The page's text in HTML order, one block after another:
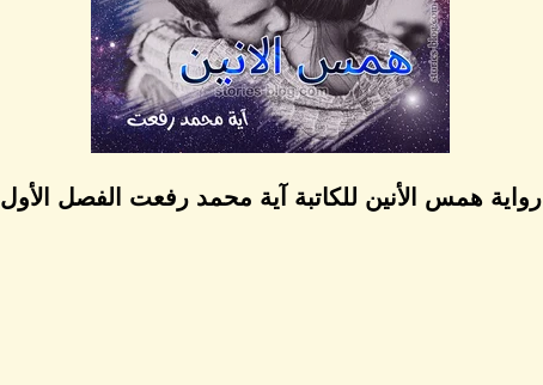
رواية همس الأنين للكاتبة آية محمد رفعت الفصل الأول